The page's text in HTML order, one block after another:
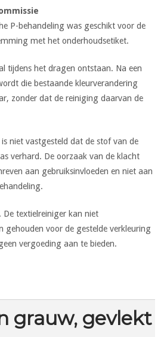
P-behandeling was geschikt voor de
met het onderhoudsetiket.
tijdens het dragen ontstaan. Na een
die bestaande kleurverandering
zonder dat de reiniging daarvan de
niet vastgesteld dat de stof van de
verhard. De oorzaak van de klacht
aan gebruiksinvloeden en niet aan
textielreiniger kan niet
gehouden voor de gestelde verkleuring
vergoeding aan te bieden.
grauw, gevlekt